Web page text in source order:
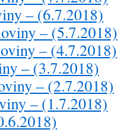
– (6.7.2018)
– (5.7.2018)
– (4.7.2018)
– (3.7.2018)
– (2.7.2018)
– (1.7.2018)